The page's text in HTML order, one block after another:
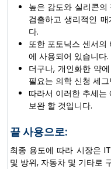
높은 감도와 실리콘의
검출하고 생리적인
다.
또한 포토닉스 센서
에 사용되어 있습니다.
더구나, 개인화한 약
필요는 의학 신청 세
따라서 이러한 추세는
보완 할 것입니다.
끝 사용으로:
최종 용도에 따라 시장은
및 방위, 자동차 및 기타로